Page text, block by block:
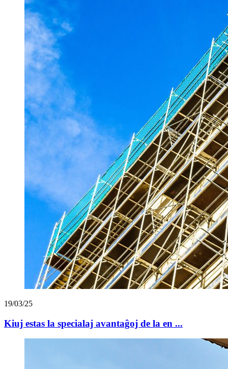
19/03/25
Kiuj estas la specialaj avantaĝoj de la en ...